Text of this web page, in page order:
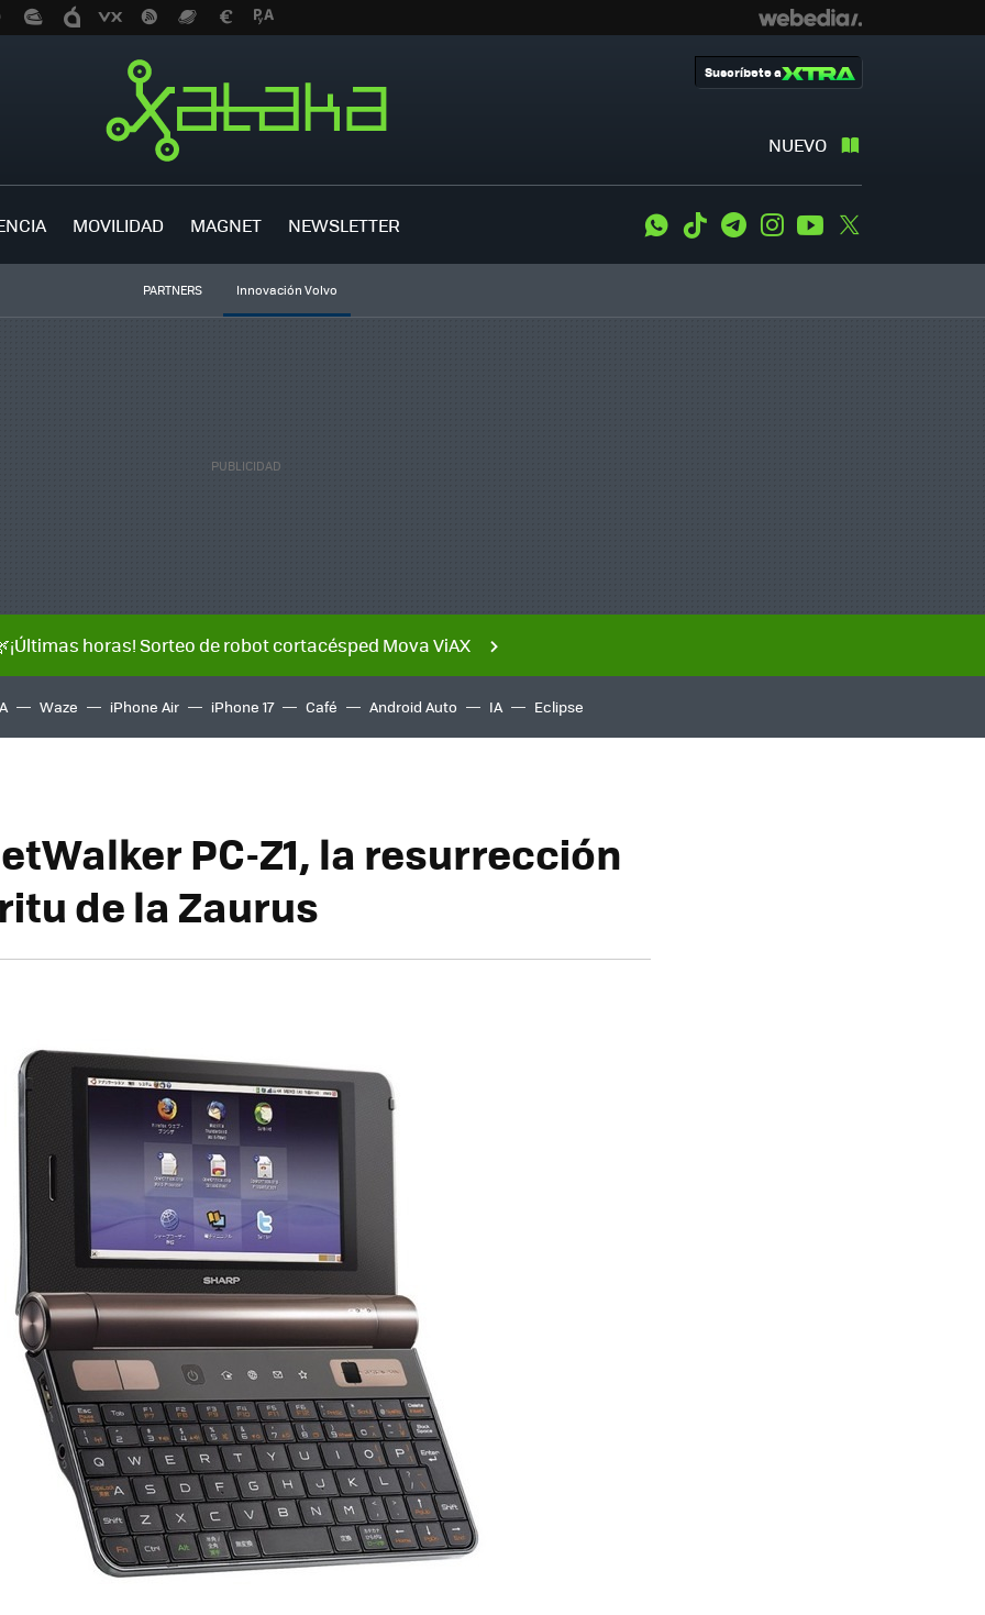
NUEVO
Suscríbete a
MOVILIDAD MAGNET NEWSLETTER WhatsApp
Tiktok TelegramInstagramYoutube
PARTNERS Innovación Volvo
horas! Sorteo de robot cortacésped Mova ViAX
Waze iPhone Air iPhone 17 Café Android Auto IA Eclipse
PC-Z1, la resurrección
de la Zaurus